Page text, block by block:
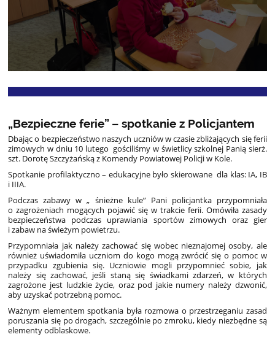
„Bezpieczne ferie” – spotkanie z Policjantem
Dbając o bezpieczeństwo naszych uczniów w czasie zbliżających się ferii
zimowych w dniu 10 lutego gościliśmy w świetlicy szkolnej Panią sierż.
szt. Dorotę Szczyżańską z Komendy Powiatowej Policji w Kole.
Spotkanie profilaktyczno – edukacyjne było skierowane dla klas: IA, IB
i IIIA.
Podczas zabawy w „ śnieżne kule” Pani policjantka przypomniała
o zagrożeniach mogących pojawić się w trakcie ferii. Omówiła zasady
bezpieczeństwa podczas uprawiania sportów zimowych oraz gier
i zabaw na świeżym powietrzu.
Przypomniała jak należy zachować się wobec nieznajomej osoby, ale
również uświadomiła uczniom do kogo mogą zwrócić się o pomoc w
przypadku zgubienia się. Uczniowie mogli przypomnieć sobie, jak
należy się zachować, jeśli staną się świadkami zdarzeń, w których
zagrożone jest ludzkie życie, oraz pod jakie numery należy dzwonić,
aby uzyskać potrzebną pomoc.
Ważnym elementem spotkania była rozmowa o przestrzeganiu zasad
poruszania się po drogach, szczególnie po zmroku, kiedy niezbędne są
elementy odblaskowe.